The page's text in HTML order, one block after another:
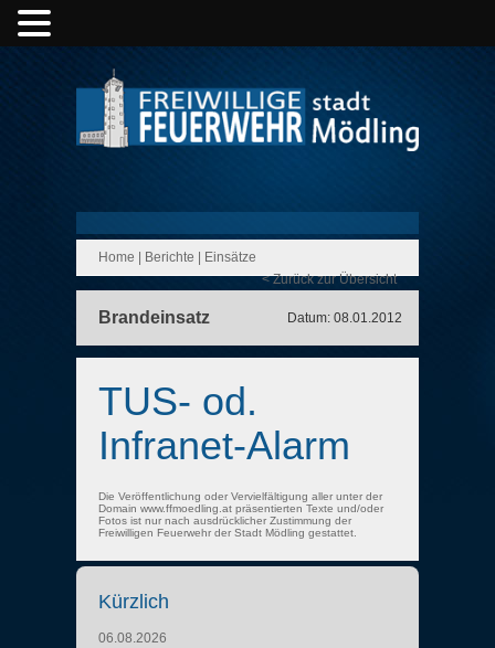
Home Berichte
Einsätze
< Zurück zur Übersicht
Brandeinsatz Datum: 08.01.2012
TUS- od.
Infranet-Alarm
Die Veröffentlichung oder Vervielfältigung aller unter der
Domain www.ffmoedling.at präsentierten Texte und/oder
Fotos ist nur nach ausdrücklicher Zustimmung der
Freiwilligen Feuerwehr der Stadt Mödling gestattet.
Kürzlich
06.08.2026